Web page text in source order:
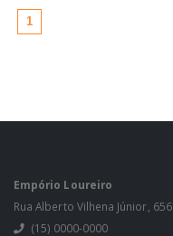
1(atual)
Empório Loureiro
Rua Alberto Vilhena Júnior, 656
(15) 0000-0000